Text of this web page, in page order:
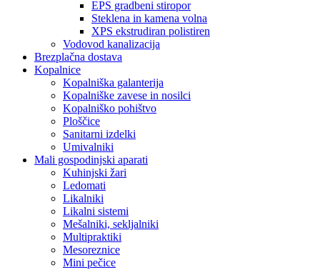
EPS gradbeni stiropor
Steklena in kamena volna
XPS ekstrudiran polistiren
Vodovod kanalizacija
Brezplačna dostava
Kopalnice
Kopalniška galanterija
Kopalniške zavese in nosilci
Kopalniško pohištvo
Ploščice
Sanitarni izdelki
Umivalniki
Mali gospodinjski aparati
Kuhinjski žari
Ledomati
Likalniki
Likalni sistemi
Mešalniki, sekljalniki
Multipraktiki
Mesoreznice
Mini pečice